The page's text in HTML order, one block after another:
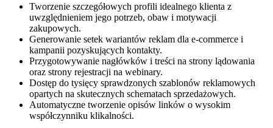
Tworzenie szczegółowych profili idealnego klienta z
uwzględnieniem jego potrzeb, obaw i motywacji
zakupowych.
Generowanie setek wariantów reklam dla e-commerce i
kampanii pozyskujących kontakty.
Przygotowywanie nagłówków i treści na strony lądowania
oraz strony rejestracji na webinary.
Dostęp do tysięcy sprawdzonych szablonów reklamowych
opartych na skutecznych schematach sprzedażowych.
Automatyczne tworzenie opisów linków o wysokim
współczynniku klikalności.